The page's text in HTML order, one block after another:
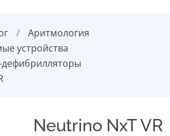
Аритмология
устройства
Neutrino NxT VR